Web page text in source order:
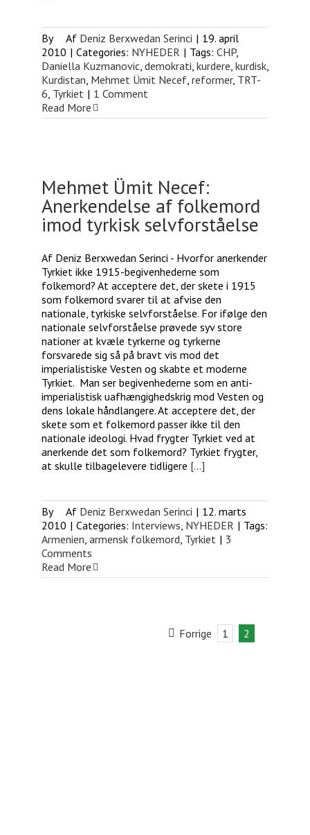
By Deniz Berxwedan Serinci | 19. april
2010 | Categories: NYHEDER | Tags: CHP,
Daniella Kuzmanovic, demokrati, kurdere, kurdisk,
Kurdistan, Mehmet Ümit Necef, reformer, TRT-
6, Tyrkiet | 1 Comment
Read More
Mehmet Ümit Necef:
Anerkendelse af folkemord
imod tyrkisk selvforståelse
Af Deniz Berxwedan Serinci - Hvorfor anerkender
Tyrkiet ikke 1915-begivenhederne som
folkemord? At acceptere det, der skete i 1915
som folkemord svarer til at afvise den
nationale, tyrkiske selvforståelse. For ifølge den
nationale selvforståelse prøvede syv store
nationer at kvæle tyrkerne og tyrkerne
forsvarede sig så på bravt vis mod det
imperialistiske Vesten og skabte et moderne
Tyrkiet. Man ser begivenhederne som en anti-
imperialistisk uafhængighedskrig mod Vesten og
dens lokale håndlangere. At acceptere det, der
skete som et folkemord passer ikke til den
nationale ideologi. Hvad frygter Tyrkiet ved at
anerkende det som folkemord? Tyrkiet frygter,
at skulle tilbagelevere tidligere [...]
By Deniz Berxwedan Serinci | 12. marts
2010 | Categories: Interviews, NYHEDER | Tags:
Armenien, armensk folkemord, Tyrkiet | 3
Comments
Read More
Forrige 1 2